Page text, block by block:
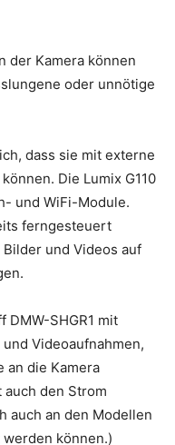
der Kamera können
oder unnötige
dass sie mit externe
Die Lumix G110
und WiFi-Module.
ferngesteuert
und Videos auf
SHGR1 mit
Videoaufnahmen,
an die Kamera
den Strom
auch an den Modellen
werden können.)